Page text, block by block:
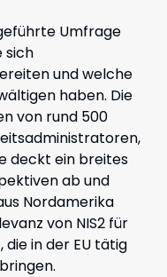
Umfrage
sich
und welche
haben. Die
von rund 500
deckt ein breites
ab und
Nordamerika
von NIS2 für
in der EU tätig